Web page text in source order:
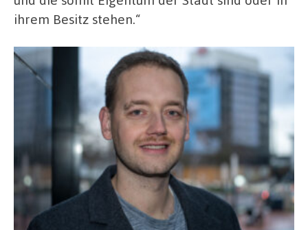
ihrem Besitz stehen.“